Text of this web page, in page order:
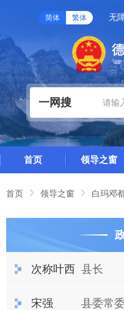
简体 繁体 无
一网搜
首页 领导之窗
首页 领导之窗 白玛邓
次称叶西 县长
宋强 县委常